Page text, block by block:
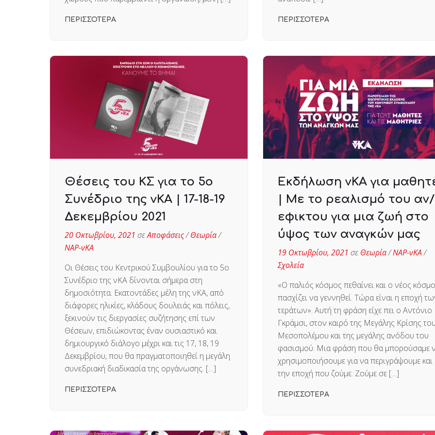
ΠΕΡΙΣΣΟΤΕΡΑ ΠΕΡΙΣΣΟΤΕΡΑ
Θέσεις του ΚΣ για το 5ο
Συνέδριο της νΚΑ | 17-18-19
Δεκεμβρίου 2021
20 Οκτωβρίου, 2021 σεΑποφάσεις/Θεωρία/
ΝΑΡ-νΚΑ
Οι Θέσεις του Κεντρικού Συμβουλίου για το 5ο
Συνέδριο της νΚΑ δίνονται σήμερα στη
δημοσιότητα. Εκατοντάδες μέλη της νΚΑ, από
διάφορες ηλικίες, κλάδους δουλειάς και πόλεις,
ξεκινούν τις διεργασίες συζήτησης επί των
Θέσεων, επιδιώκοντας έναν ουσιαστικό και
δημιουργικό διάλογο μέχρι και τις 17, 18, 19
Δεκεμβρίου, που θα πραγματοποιηθεί η μεγάλη
συνεδριακή διαδικασία της οργάνωσης. […]
ΠΕΡΙΣΣΟΤΕΡΑ
Εκδήλωση νΚΑ για
| Με το ρεαλισμό του αν/
εφικτου για μια ζωή στο
ύψος των αναγκών μας
19 Οκτωβρίου, 2021 σε Θεωρία/ΝΑΡ-νΚΑ/
Σχολεία
«Ο παλιός κόσμος πεθαίνει και ο νέος
πασχίζει να γεννηθεί. Τώρα είναι η εποχή
τεράτων». Αυτή τη φράση είχε πει ο Αντόνιο
Γκράμσι, στον καιρό της Μεγάλης Κρίσης
Μεσοπολέμου και της μεγάλης ανόδου του
φασισμού. Μια φράση που θα μπορούσαμε
χρησιμοποιήσουμε για να περιγράψουμε και
την εποχή που ζούμε. Ζούμε σε […]
ΠΕΡΙΣΣΟΤΕΡΑ